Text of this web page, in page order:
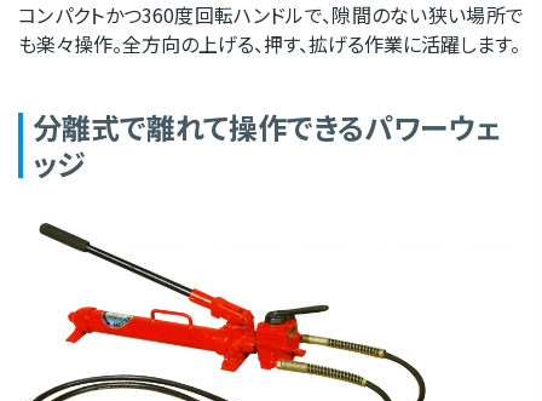
コンパクトかつ360度回転ハンドルで、隙間のない狭い場所で
も楽々操作。全方向の上げる、押す、拡げる作業に活躍します。
分離式で離れて操作できるパワーウェ
ッジ